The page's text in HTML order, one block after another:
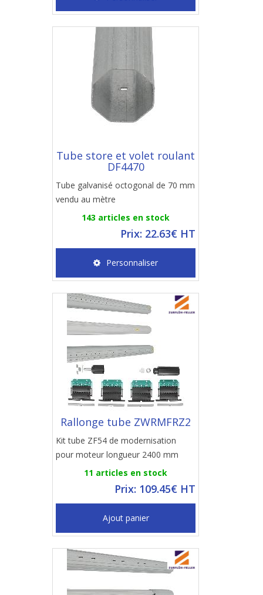
Tube store et volet roulant
DF4470
Tube galvanisé octogonal de 70 mm
vendu au mètre
143 articles en stock
Prix: 22.63€ HT
Personnaliser
Rallonge tube ZWRMFRZ2
Kit tube ZF54 de modernisation
pour moteur longueur 2400 mm
11 articles en stock
Prix: 109.45€ HT
Ajout panier